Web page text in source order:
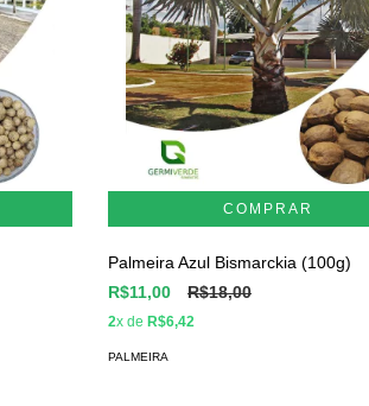
Palmeira Azul Bismarckia (100g)
R$11,00
R$18,00
2x de R$6,42
PALMEIRA